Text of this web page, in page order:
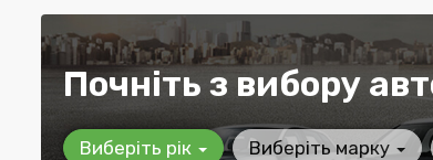
Почніть з вибору
Виберіть рік Виберіть марку